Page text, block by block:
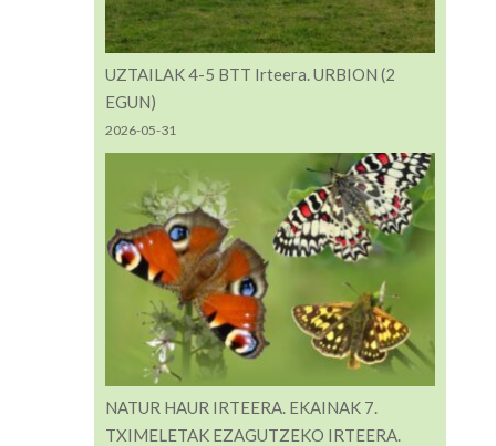
UZTAILAK 4-5 BTT Irteera. URBION (2
EGUN)
2026-05-31
NATUR HAUR IRTEERA. EKAINAK 7.
TXIMELETAK EZAGUTZEKO IRTEERA.